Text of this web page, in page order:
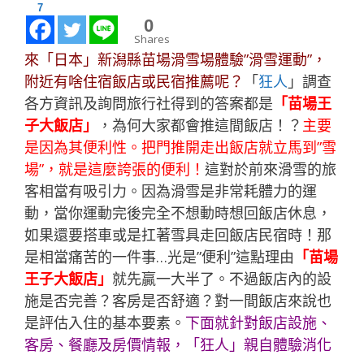
7
0
Shares
來「日本」新潟縣苗場滑雪場體驗”滑雪運動”，
附近有啥住宿飯店或民宿推薦呢？
「狂人 」調查
各方資訊及詢問旅行社得到的答案都是 「苗場王
子大飯店」
，為何大家都會推這間飯店！？ 主要
是因為其便利性。把門推開走出飯店就立馬到”雪
場”，就是這麼誇張的便利！ 這對於前來滑雪的旅
客相當有吸引力。因為滑雪是非常耗體力的運
動，當你運動完後完全不想動時想回飯店休息，
如果還要搭車或是扛著雪具走回飯店民宿時！那
是相當痛苦的一件事…光是”便利”這點理由 「苗場
王子大飯店」 就先贏一大半了。不過飯店內的設
施是否完善？客房是否舒適？對一間飯店來說也
是評估入住的基本要素。 下面就針對飯店設施、
客房、餐廳及房價情報，「狂人 」親自體驗消化